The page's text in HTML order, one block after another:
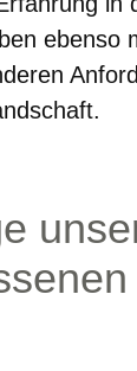
ebenso